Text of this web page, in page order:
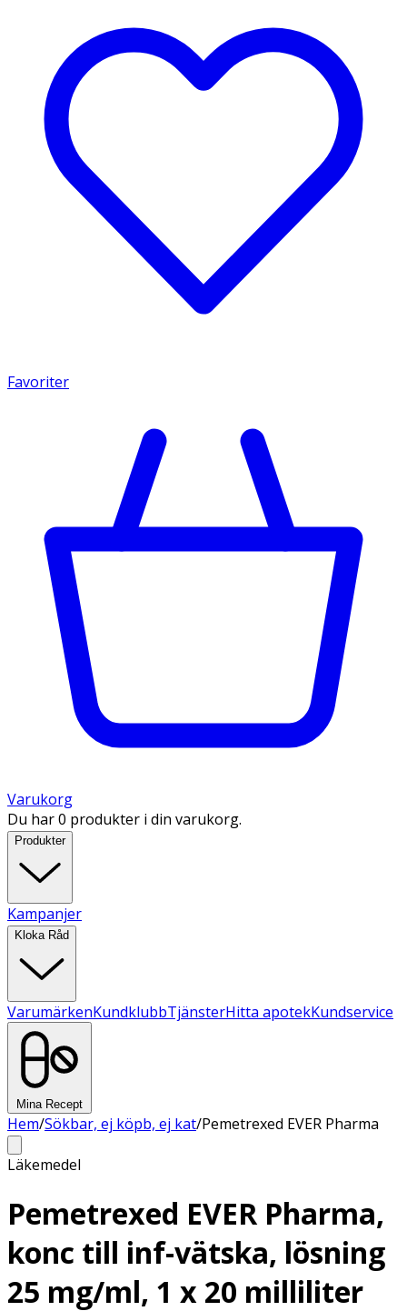
Favoriter
Varukorg
Du har 0 produkter i din varukorg.
Produkter
Kampanjer
Kloka Råd
VarumärkenKundklubbTjänsterHitta apotekKundservice
Mina Recept
Hem/Sökbar, ej köpb, ej kat/Pemetrexed EVER Pharma
Läkemedel
Pemetrexed EVER Pharma,
konc till inf-vätska, lösning
25 mg/ml, 1 x 20 milliliter